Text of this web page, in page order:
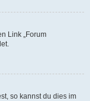
Link „Forum
so kannst du dies im